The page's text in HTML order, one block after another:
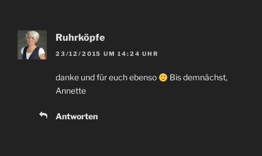
Ruhrköpfe
23/12/2015 UM 14:24 UHR
danke und für euch ebenso
Bis demnächst,
Annette
Antworten